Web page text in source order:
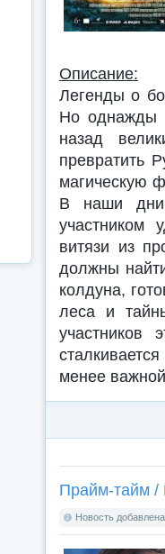
Описание:
Легенды о
Но однажды
назад
превратить
магическую
В наши дни
участником
витязи из
должны
колдуна,
леса и
участников
менее
Прайм-тайм /
Новость